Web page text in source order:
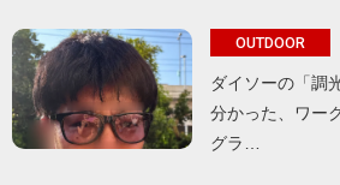
OUTDOOR
ダイソーの「調
分かった、ワー
グラ…